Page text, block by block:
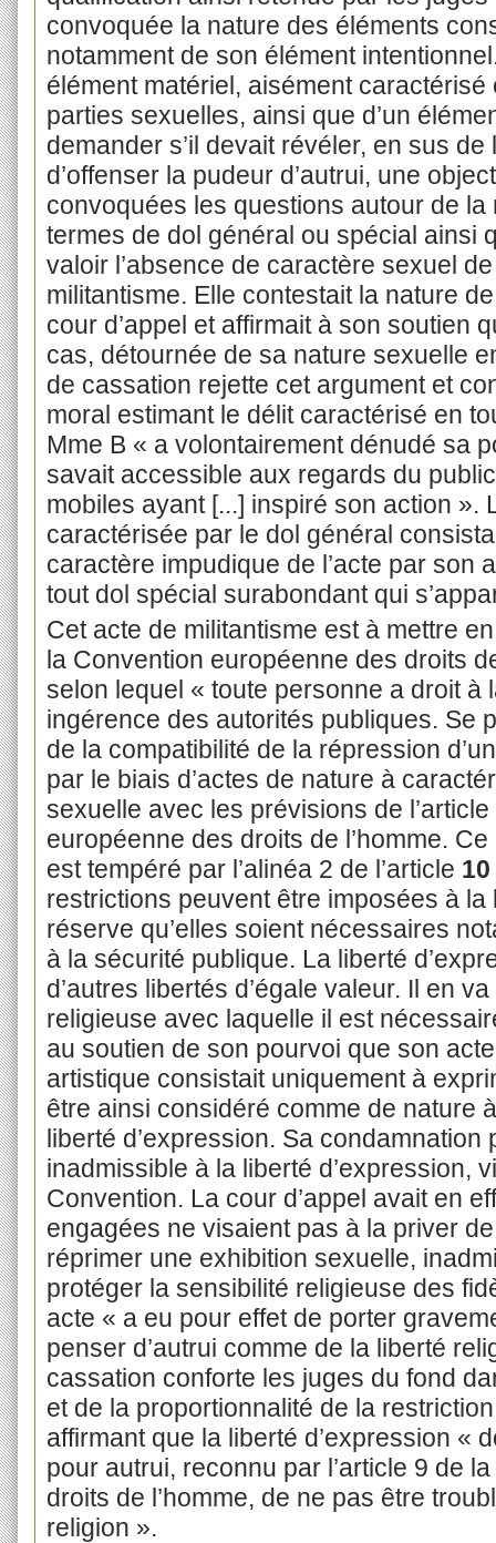
convoquée la nature des éléments
notamment de son élément
élément matériel, aisément caractérisé
parties sexuelles, ainsi que d’un
demander s’il devait révéler, en sus
d’offenser la pudeur d’autrui, une
convoquées les questions autour de la
termes de dol général ou spécial ainsi
valoir l’absence de caractère sexuel
militantisme. Elle contestait la nature
cour d’appel et affirmait à son soutien
cas, détournée de sa nature sexuelle
de cassation rejette cet argument et
moral estimant le délit caractérisé en
Mme B « a volontairement dénudé sa
savait accessible aux regards du
mobiles ayant [...] inspiré son action ».
caractérisée par le dol général
caractère impudique de l’acte par son
tout dol spécial surabondant qui
Cet acte de militantisme est à mettre
la Convention européenne des droits
selon lequel « toute personne a droit à
ingérence des autorités publiques. Se
de la compatibilité de la répression
par le biais d’actes de nature à
sexuelle avec les prévisions de l’article
européenne des droits de l’homme.
est tempéré par l’alinéa 2 de l’article 10
restrictions peuvent être imposées à la
réserve qu’elles soient nécessaires
à la sécurité publique. La liberté
d’autres libertés d’égale valeur. Il en
religieuse avec laquelle il est
au soutien de son pourvoi que son
artistique consistait uniquement à
être ainsi considéré comme de nature
liberté d’expression. Sa
inadmissible à la liberté d’expression,
Convention. La cour d’appel avait en
engagées ne visaient pas à la priver
réprimer une exhibition sexuelle,
protéger la sensibilité religieuse des
acte « a eu pour effet de porter
penser d’autrui comme de la liberté
cassation conforte les juges du fond
et de la proportionnalité de la
affirmant que la liberté d’expression «
pour autrui, reconnu par l’article 9 de
droits de l’homme, de ne pas être
religion ».